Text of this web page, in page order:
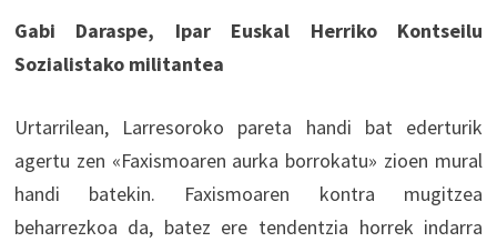
Gabi Daraspe, Ipar Euskal Herriko Kontseilu
Sozialistako militantea
Urtarrilean, Larresoroko pareta handi bat ederturik
agertu zen «Faxismoaren aurka borrokatu» zioen mural
handi batekin. Faxismoaren kontra mugitzea
beharrezkoa da, batez ere tendentzia horrek indarra